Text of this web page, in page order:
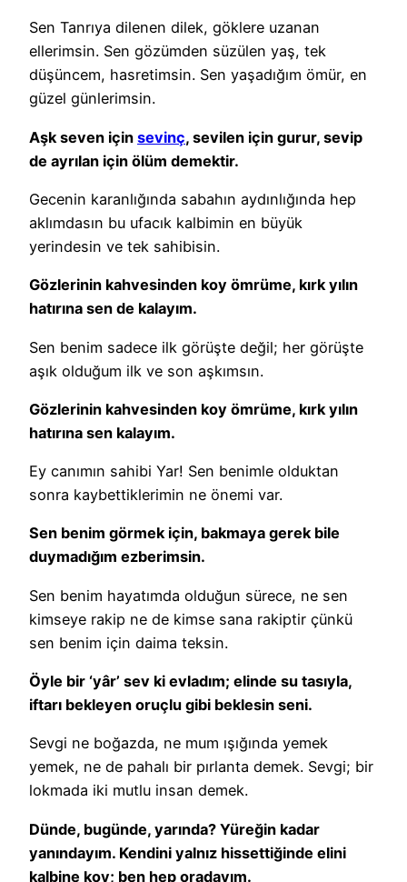
Sen Tanrıya dilenen dilek, göklere uzanan
ellerimsin. Sen gözümden süzülen yaş, tek
düşüncem, hasretimsin. Sen yaşadığım ömür, en
güzel günlerimsin.
Aşk seven için sevinç, sevilen için gurur, sevip
de ayrılan için ölüm demektir.
Gecenin karanlığında sabahın aydınlığında hep
aklımdasın bu ufacık kalbimin en büyük
yerindesin ve tek sahibisin.
Gözlerinin kahvesinden koy ömrüme, kırk yılın
hatırına sen de kalayım.
Sen benim sadece ilk görüşte değil; her görüşte
aşık olduğum ilk ve son aşkımsın.
Gözlerinin kahvesinden koy ömrüme, kırk yılın
hatırına sen kalayım.
Ey canımın sahibi Yar! Sen benimle olduktan
sonra kaybettiklerimin ne önemi var.
Sen benim görmek için, bakmaya gerek bile
duymadığım ezberimsin.
Sen benim hayatımda olduğun sürece, ne sen
kimseye rakip ne de kimse sana rakiptir çünkü
sen benim için daima teksin.
Öyle bir ‘yâr’ sev ki evladım; elinde su tasıyla,
iftarı bekleyen oruçlu gibi beklesin seni.
Sevgi ne boğazda, ne mum ışığında yemek
yemek, ne de pahalı bir pırlanta demek. Sevgi; bir
lokmada iki mutlu insan demek.
Dünde, bugünde, yarında? Yüreğin kadar
yanındayım. Kendini yalnız hissettiğinde elini
kalbine koy; ben hep oradayım.